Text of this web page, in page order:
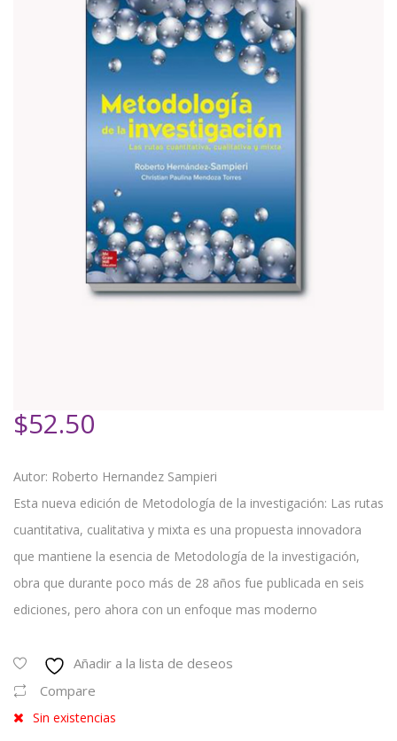
$52.50
Autor: Roberto Hernandez Sampieri
Esta nueva edición de Metodología de la investigación: Las rutas
cuantitativa, cualitativa y mixta es una propuesta innovadora
que mantiene la esencia de Metodología de la investigación,
obra que durante poco más de 28 años fue publicada en seis
ediciones, pero ahora con un enfoque mas moderno
Añadir a la lista de deseos
Compare
Sin existencias